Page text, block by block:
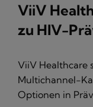
ViiV
zu HIV-
ViiV Healthcare
Multichannel-
Optionen in